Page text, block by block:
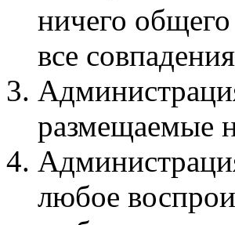
ничего
все
размещаемые
любое